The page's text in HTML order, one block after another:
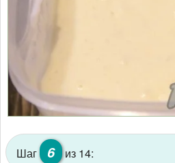
Шаг 6
из 14: